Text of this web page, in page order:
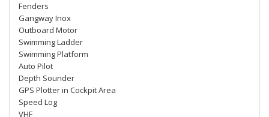
Fenders
Gangway Inox
Outboard Motor
Swimming Ladder
Swimming Platform
Auto Pilot
Depth Sounder
GPS Plotter in Cockpit Area
Speed Log
VHF